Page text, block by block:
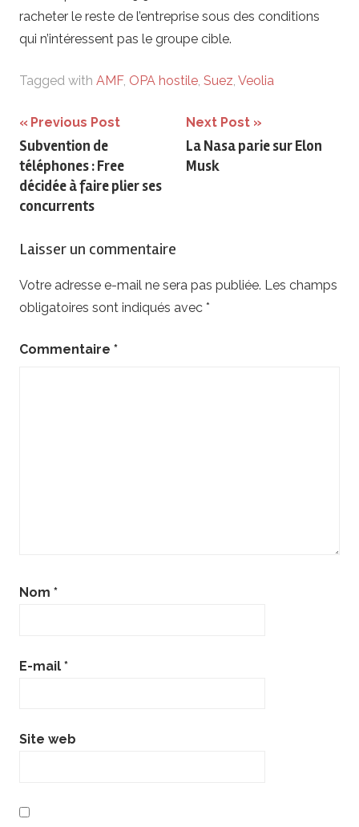
racheter le reste de l’entreprise sous des conditions
qui n’intéressent pas le groupe cible.
Tagged with AMF, OPA hostile, Suez, Veolia
Navigation
de
l’article
Previous Post
Subvention de
téléphones : Free
décidée à faire plier ses
concurrents
Next Post
La Nasa parie sur Elon
Musk
Laisser un commentaire
Votre adresse e-mail ne sera pas publiée. Les champs
obligatoires sont indiqués avec *
Commentaire *
Nom *
E-mail *
Site web